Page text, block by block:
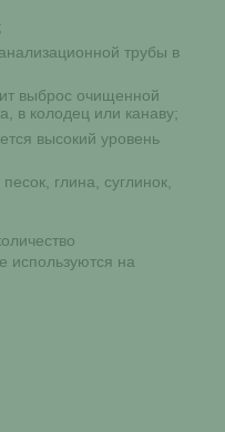
трубы в
выброс очищенной
в колодец или канаву;
высокий уровень
глина, суглинок,
используются на